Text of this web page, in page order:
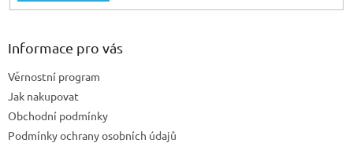
Informace pro vás
Věrnostní program
Jak nakupovat
Obchodní podmínky
Podmínky ochrany osobních údajů